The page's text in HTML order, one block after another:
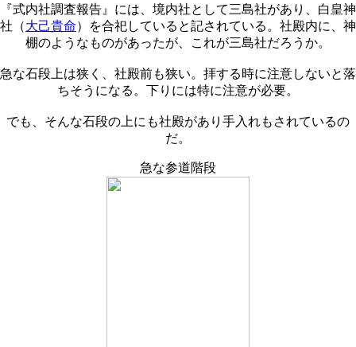
『式内社調査報告』には、境内社として三島社があり、白皇神
社（大己貴命）を合祀していると記されている。社殿内に、神
棚のようなものがあったが、これが三島社だろうか。
急な石段上は狭く、社殿前も狭い。拝する時に注意しないと落
ちそうになる。下りには特に注意が必要。
でも、そんな石段の上にも社殿があり手入れもされているの
だ。
急な参道階段